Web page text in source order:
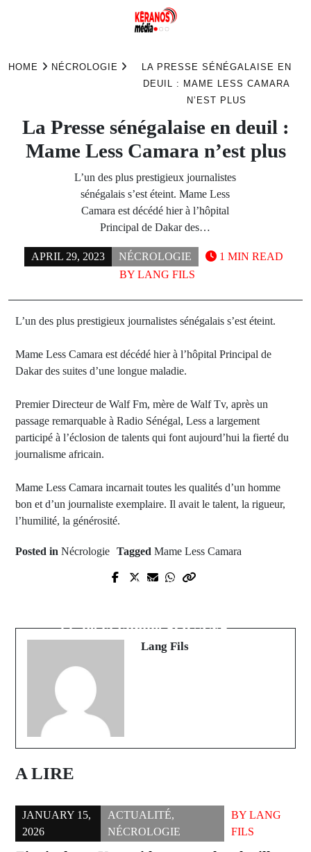
HOME NÉCROLOGIE
LA PRESSE SÉNÉGALAISE EN
DEUIL : MAME LESS CAMARA
N’EST PLUS
La Presse sénégalaise en deuil :
Mame Less Camara n’est plus
L’un des plus prestigieux journalistes
sénégalais s’est éteint. Mame Less
Camara est décédé hier à l’hôpital
Principal de Dakar des…
APRIL 29, 2023
NÉCROLOGIE
BY LANG FILS
1 MIN READ
L’un des plus prestigieux journalistes sénégalais s’est éteint.
Mame Less Camara est décédé hier à l’hôpital Principal de
Dakar des suites d’une longue maladie.
Premier Directeur de Walf Fm, mère de Walf Tv, après un
passage remarquable à Radio Sénégal, Less a largement
participé à l’éclosion de talents qui font aujourd’hui la fierté du
journalisme africain.
Mame Less Camara incarnait toutes les qualités d’un homme
bon et d’un journaliste exemplaire. Il avait le talent, la rigueur,
l’humilité, la générosité.
Posted in Nécrologie Tagged Mame Less Camara
Prev Post
de la famille SOUANÉ
Lang Fils
A LIRE
JANUARY 15,
2026
ACTUALITÉ,
NÉCROLOGIE
BY LANG
FILS